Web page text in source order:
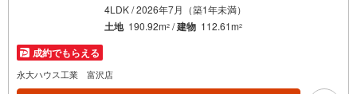
4LDK / 2026年7月（築1年未満）
土地 190.92m2 /建物 112.61m2
成約でもらえる
永大ハウス工業 富沢店